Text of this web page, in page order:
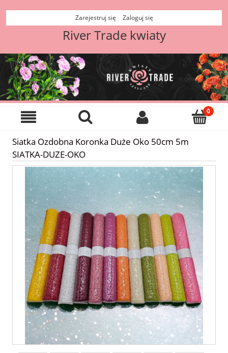
Zarejestruj się Zaloguj się
River Trade kwiaty
Siatka Ozdobna Koronka Duże Oko 50cm 5m
SIATKA-DUZE-OKO